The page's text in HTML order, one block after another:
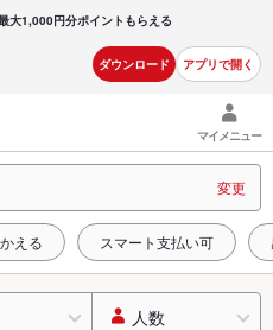
大1,000円分ポイントもらえる
ダウンロード アプリで開く
マイメニュー
変更
える スマート支払い可
人数